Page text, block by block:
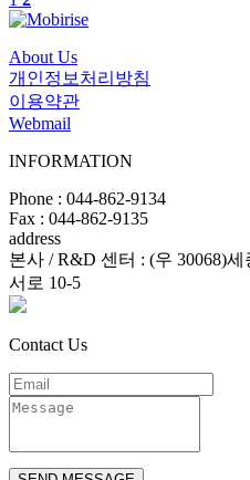
About Us
개인정보처리방침
이용약관
Webmail
INFORMATION
Phone : 044-862-9134
Fax : 044-862-9135
address
본사 / R&D 센터 : (우 30068)
서로 10-5
Contact Us